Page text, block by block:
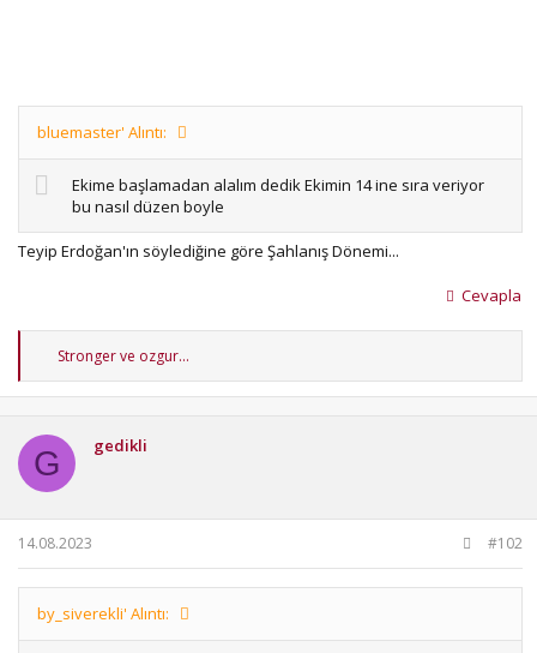
bluemaster' Alıntı:
Ekime başlamadan alalım dedik Ekimin 14 ine sıra veriyor
bu nasıl düzen boyle
Teyip Erdoğan'ın söylediğine göre Şahlanış Dönemi...
Cevapla
T
p
e
r
Strongerve ozgur...
G gedikli
14.08.2023 #102
by_siverekli' Alıntı: